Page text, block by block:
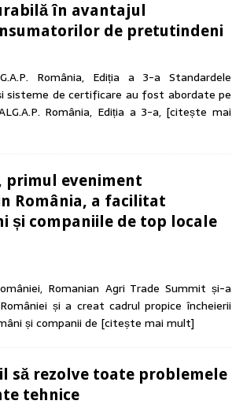
în avantajul
de pretutindeni
România, Ediția a 3-a Standardele
sisteme de certificare au fost abordate pe
România, Ediția a 3-a, [citește mai
primul eveniment
România, a facilitat
și companiile de top locale
Romanian Agri Trade Summit și-a
și a creat cadrul propice încheierii
și companii de [citește mai mult]
să rezolve toate problemele
tehnice